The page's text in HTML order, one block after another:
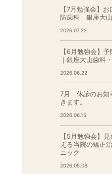
【7月勉強会】
防歯科｜銀座大
2026.07.22
【6月勉強会】
｜銀座大山歯科
2026.06.22
7月 休診のお知
きます。
2026.06.15
【5月勉強会】
える当院の矯正
ニック
2026.05.08